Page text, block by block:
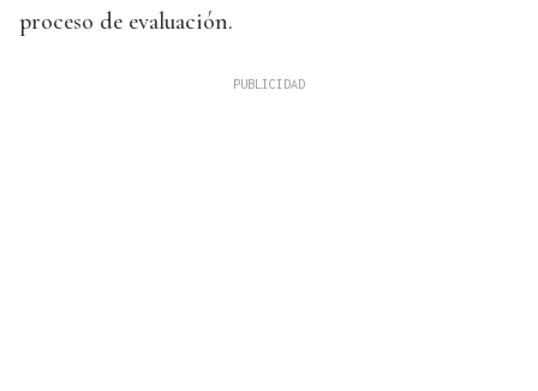
proceso de evaluación.